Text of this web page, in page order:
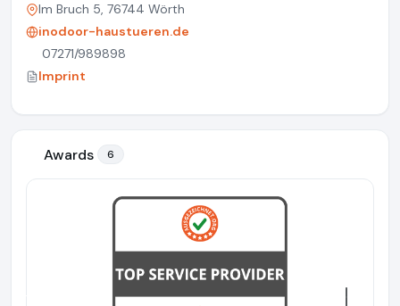
Im Bruch 5, 76744 Wörth
inodoor-haustueren.de
07271/989898
Imprint
Awards 6